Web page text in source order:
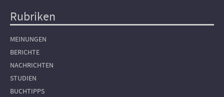
Hauptnavigation
Rubriken
MEINUNGEN
BERICHTE
NACHRICHTEN
STUDIEN
BUCHTIPPS